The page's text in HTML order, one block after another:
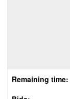
Remaining time: